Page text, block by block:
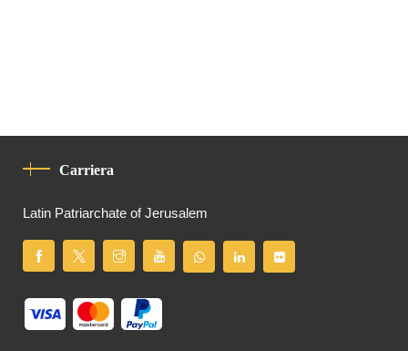
Carriera
Latin Patriarchate of Jerusalem